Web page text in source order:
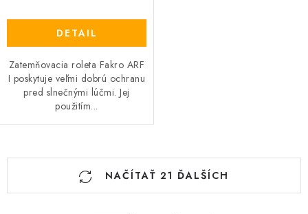
DETAIL
Zatemňovacia roleta Fakro ARF
I poskytuje veľmi dobrú ochranu
pred slnečnými lúčmi. Jej
použitím...
NAČÍTAŤ 21 ĎALŠÍCH